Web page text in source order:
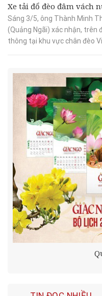
Xe tải đổ đèo đâm vách
Sáng 3/5, ông Thành Minh
(Quảng Ngãi) xác nhận, trên
thông tại khu vực chân đèo